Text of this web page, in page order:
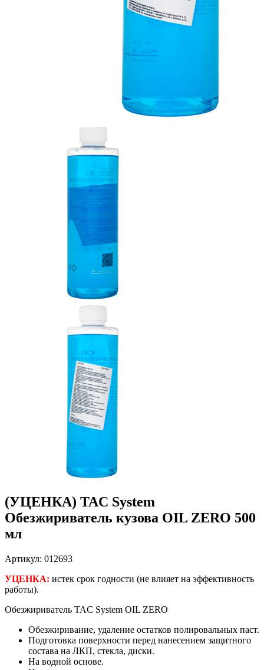
(УЦЕНКА) TAC System
Обезжириватель кузова OIL ZERO 500
мл
Артикул: 012693
УЦЕНКА: истек срок годности (не влияет на эффективность
работы).
Обезжириватель TAC System OIL ZERO
Обезжиривание, удаление остатков полировальных паст.
Подготовка поверхности перед нанесением защитного
состава на ЛКП, стекла, диски.
На водной основе.